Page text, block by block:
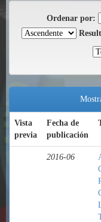
Ordenar por:
Vista
previa
Fecha de
publicación
2016-06